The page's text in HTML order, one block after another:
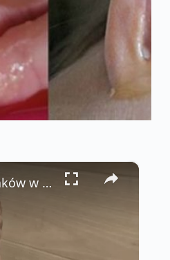
×
Bukiet Smaków w Bangkoku: Quarter Pounder z Kremowym Parmezanem 🍔🌶️